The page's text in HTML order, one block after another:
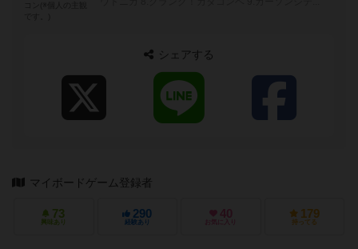
シェアする
マイボードゲーム登録者
73
興味あり
290
経験あり
40
お気に入り
179
持ってる